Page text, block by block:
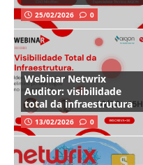
25/02/2026 0
Webinar Netwrix
Auditor: visibilidade
total da infraestrutura
13/02/2026 0